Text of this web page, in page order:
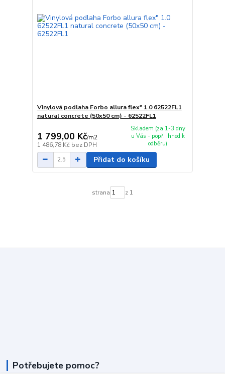
Vinylová podlaha Forbo allura flex" 1.0 62522FL1
natural concrete (50x50 cm) - 62522FL1
1 799,00 Kč/m2
1 486,78 Kč bez DPH
Skladem (za 1-3 dny
u Vás - popř. ihned k
odběru)
Přidat do košíku
strana z 1
Potřebujete pomoc?